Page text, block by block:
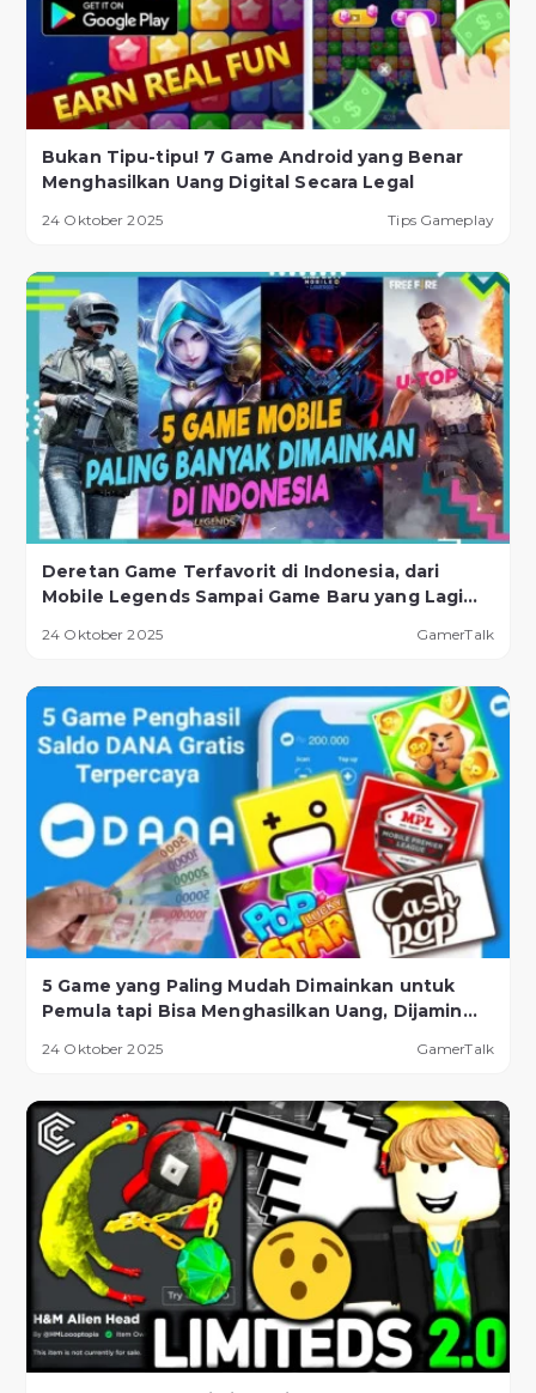
Bukan Tipu-tipu! 7 Game Android yang Benar
Menghasilkan Uang Digital Secara Legal
24 Oktober 2025 Tips Gameplay
Deretan Game Terfavorit di Indonesia, dari
Mobile Legends Sampai Game Baru yang Lagi
24 Oktober 2025 GamerTalk
5 Game yang Paling Mudah Dimainkan untuk
Pemula tapi Bisa Menghasilkan Uang, Dijamin
24 Oktober 2025 GamerTalk